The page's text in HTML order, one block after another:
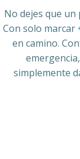
No dejes que
Con solo marcar
en camino.
simplemente